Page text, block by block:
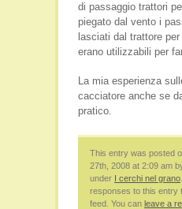
di passaggio trattori
piegato dal vento i
lasciati dal trattore
erano utilizzabili per
La mia esperienza
cacciatore anche se
pratico.
This entry was posted
27th, 2008 at 2:09 am
under I cerchi nel grano
responses to this entry
feed. You can leave a